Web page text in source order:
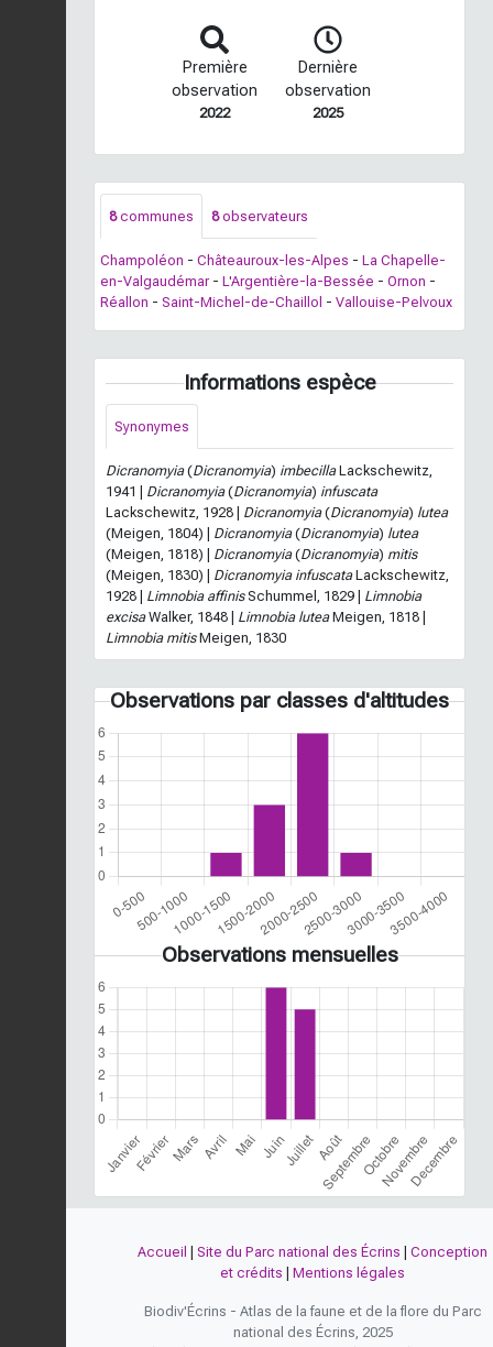
Première
observation
2022
Dernière
observation
2025
8communes 8observateurs
Champoléon - Châteauroux-les-Alpes - La Chapelle-
en-Valgaudémar - L'Argentière-la-Bessée - Ornon -
Réallon - Saint-Michel-de-Chaillol - Vallouise-Pelvoux
Informations espèce
Synonymes
Dicranomyia(Dicranomyia) imbecillaLackschewitz,
1941 | Dicranomyia(Dicranomyia) infuscata
Lackschewitz, 1928 | Dicranomyia(Dicranomyia) lutea
(Meigen, 1804) | Dicranomyia(Dicranomyia) lutea
(Meigen, 1818) | Dicranomyia(Dicranomyia) mitis
(Meigen, 1830) | Dicranomyia infuscataLackschewitz,
1928 | Limnobia affinisSchummel, 1829 | Limnobia
excisaWalker, 1848 | Limnobia luteaMeigen, 1818 |
Limnobia mitisMeigen, 1830
Observations par classes d'altitudes
Observations mensuelles
Accueil Site du Parc national des Écrins
Conception
et crédits
Mentions légales
Biodiv'Écrins - Atlas de la faune et de la flore du Parc
national des Écrins, 2025